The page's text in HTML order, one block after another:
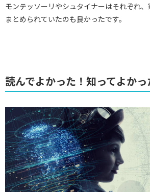
モンテッソーリやシュタイナーはそれぞれ
まとめられていたのも良かったです。
読んでよかった！知ってよか